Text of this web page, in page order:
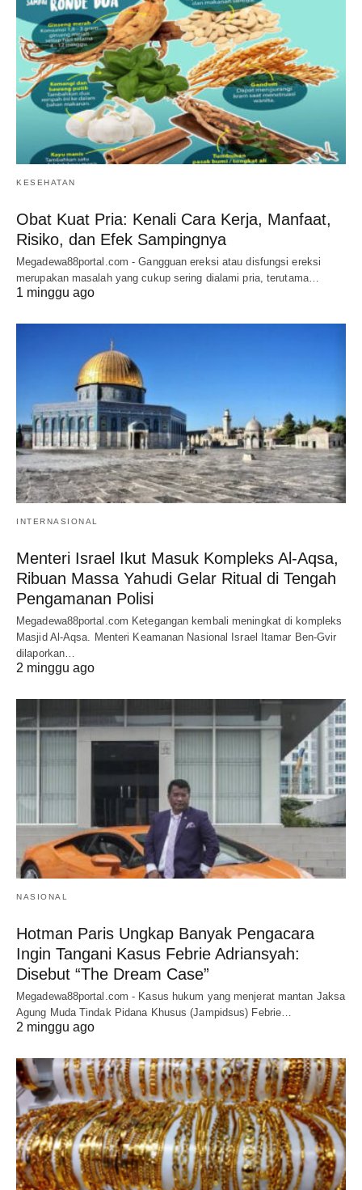
KESEHATAN
Obat Kuat Pria: Kenali Cara Kerja, Manfaat,
Risiko, dan Efek Sampingnya
Megadewa88portal.com - Gangguan ereksi atau disfungsi ereksi
merupakan masalah yang cukup sering dialami pria, terutama…
1 minggu ago
INTERNASIONAL
Menteri Israel Ikut Masuk Kompleks Al-Aqsa,
Ribuan Massa Yahudi Gelar Ritual di Tengah
Pengamanan Polisi
Megadewa88portal.com Ketegangan kembali meningkat di kompleks
Masjid Al-Aqsa. Menteri Keamanan Nasional Israel Itamar Ben-Gvir
dilaporkan…
2 minggu ago
NASIONAL
Hotman Paris Ungkap Banyak Pengacara
Ingin Tangani Kasus Febrie Adriansyah:
Disebut “The Dream Case”
Megadewa88portal.com - Kasus hukum yang menjerat mantan Jaksa
Agung Muda Tindak Pidana Khusus (Jampidsus) Febrie…
2 minggu ago